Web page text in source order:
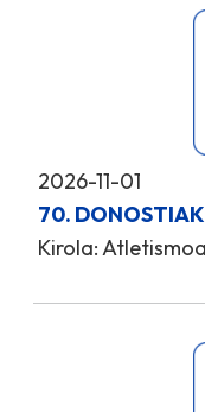
2026-11-01
70.
Kirola: Atletismoa